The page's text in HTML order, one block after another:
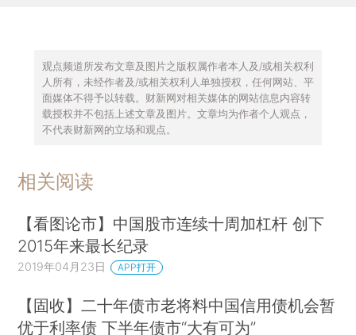
观点频道所发布文章及图片之版权属作者本人及/或相关权利
人所有，未经作者及/或相关权利人单独授权，任何网站、平
面媒体不得予以转载。财新网对相关媒体的网站信息内容转
载授权并不包括上述文章及图片。文章均为作者个人观点，
不代表财新网的立场和观点。
相关阅读
【看图论市】中国股市连续十周加杠杆 创下
2015年来最长纪录
2019年04月23日 APP打开
【固收】二十年债市老将料中国信用债机会暂
优于利率债 下半年债市“大有可为”